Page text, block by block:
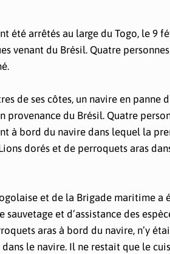
été arrêtés au large du Togo, le 9
venant du Brésil. Quatre
de ses côtes, un navire en panne
provenance du Brésil. Quatre
à bord du navire dans lequel la
dorés et de perroquets aras
et de la Brigade maritime a
et d’assistance des
aras à bord du navire, n’y
le navire. Il ne restait que le